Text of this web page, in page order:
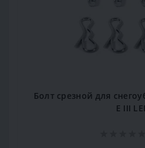
Болт срезной для
E III